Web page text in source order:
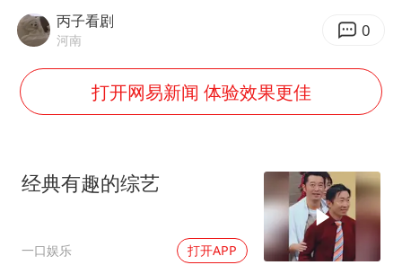
挡“张雪机车”民进党当局怕什么
香港高温刷新历史纪录
中国第1高楼阻尼器摆动明显
奋力开创中国式现代化建设新局面
丙子看剧
河南 0
打开网易新闻 体验效果更佳
经典有趣的综艺
一口娱乐 打开APP